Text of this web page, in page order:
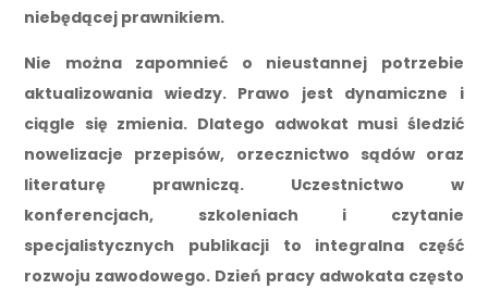
niebędącej prawnikiem.
Nie można zapomnieć o nieustannej potrzebie
aktualizowania wiedzy. Prawo jest dynamiczne i
ciągle się zmienia. Dlatego adwokat musi śledzić
nowelizacje przepisów, orzecznictwo sądów oraz
literaturę prawniczą. Uczestnictwo w
konferencjach, szkoleniach i czytanie
specjalistycznych publikacji to integralna część
rozwoju zawodowego. Dzień pracy adwokata często